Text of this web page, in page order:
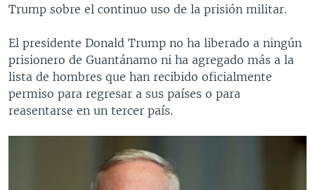
Trump sobre el continuo uso de la prisión militar.
El presidente Donald Trump no ha liberado a ningún
prisionero de Guantánamo ni ha agregado más a la
lista de hombres que han recibido oficialmente
permiso para regresar a sus países o para
reasentarse en un tercer país.